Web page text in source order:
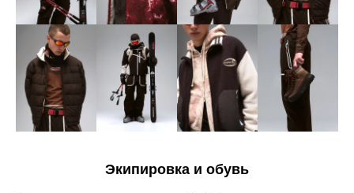
Экипировка и обувь